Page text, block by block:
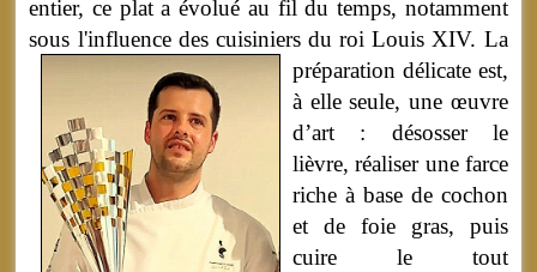
entier, ce plat a évolué au fil du temps, notamment
sous l'influence des cuisiniers du roi Louis XIV. La
préparation délicate est,
à elle seule, une œuvre
d’art : désosser le
lièvre, réaliser une farce
riche à base de cochon
et de foie gras, puis
cuire le tout